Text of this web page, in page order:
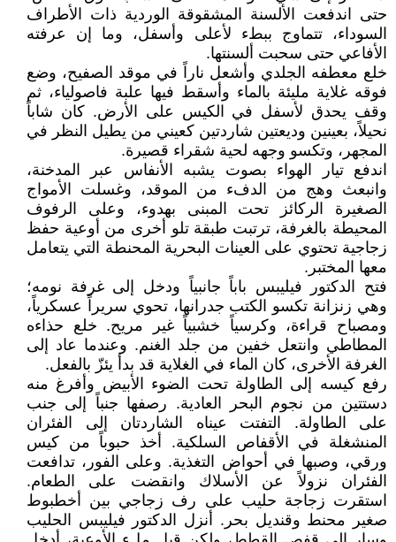
حتى اندفعت الألسنة المشقوقة الوردية ذات الأطراف
السوداء، تتماوج ببطء لأعلى وأسفل، وما إن عرفته
الأفاعي حتى سحبت ألسنتها.
خلع معطفه الجلدي وأشعل ناراً في موقد الصفيح، وضع
فوقه غلاية مليئة بالماء وأسقط فيها علبة فاصولياء، ثم
وقف يحدق لأسفل في الكيس على الأرض. كان شاباً
نحيلاً، بعينين وديعتين شاردتين كعيني من يطيل النظر في
المجهر، وتكسو وجهه لحية شقراء قصيرة.
اندفع تيار الهواء بصوت يشبه الأنفاس عبر المدخنة،
وانبعث وهج من الدفء من الموقد، وغسلت الأمواج
الصغيرة الركائز تحت المبنى بهدوء، وعلى الرفوف
المحيطة بالغرفة، ترتبت طبقة تلو أخرى من أوعية حفظ
زجاجية تحتوي على العينات البحرية المحنطة التي يتعامل
معها المختبر.
فتح الدكتور فيليبس باباً جانبياً ودخل إلى غرفة نومه؛
وهي زنزانة تكسو الكتب جدرانها، تحوي سريراً عسكرياً،
ومصباح قراءة، وكرسياً خشبياً غير مريح. خلع حذاءه
المطاطي وانتعل خفين من جلد الغنم. وعندما عاد إلى
الغرفة الأخرى، كان الماء في الغلاية قد بدأ يئزّ بالفعل.
رفع كيسه إلى الطاولة تحت الضوء الأبيض وأفرغ منه
دستتين من نجوم البحر العادية. رصفها جنباً إلى جنب
على الطاولة. التفتت عيناه الشاردتان إلى الفئران
المنشغلة في الأقفاص السلكية. أخذ حبوباً من كيس
ورقي، وصبها في أحواض التغذية. وعلى الفور، تدافعت
الفئران نزولاً عن الأسلاك وانقضت على الطعام.
استقرت زجاجة حليب على رف زجاجي بين أخطبوط
صغير محنط وقنديل بحر. أنزل الدكتور فيليبس الحليب